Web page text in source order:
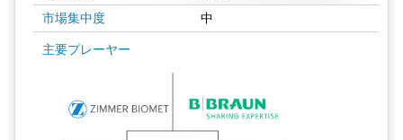
市場集中度 中
主要プレーヤー
画像 © Mordor Intelligence。再利用にはCC BY 4.0の表示が必要です。